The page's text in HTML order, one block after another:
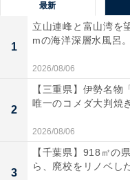
最新
1
立山連峰と富山湾を
mの海洋深層水風呂
2026/08/06
2
【三重県】伊勢名物
唯一のコメダ大判焼
2026/08/06
3
【千葉県】918㎡の
ら、廃校をリノベし